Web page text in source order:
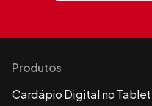
Produtos
Cardápio Digital no Tablet